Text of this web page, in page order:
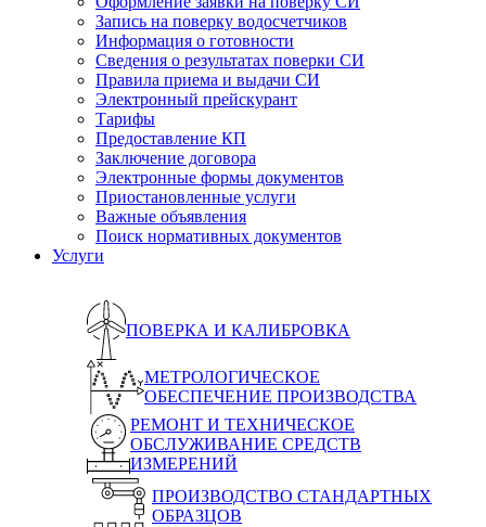
Запись на поверку водосчетчиков
Информация о готовности
Сведения о результатах поверки СИ
Правила приема и выдачи СИ
Электронный прейскурант
Тарифы
Предоставление КП
Заключение договора
Электронные формы документов
Приостановленные услуги
Важные объявления
Поиск нормативных документов
Услуги
ПОВЕРКА И КАЛИБРОВКА
МЕТРОЛОГИЧЕСКОЕ
ОБЕСПЕЧЕНИЕ ПРОИЗВОДСТВА
РЕМОНТ И ТЕХНИЧЕСКОЕ
ОБСЛУЖИВАНИЕ СРЕДСТВ
ИЗМЕРЕНИЙ
ПРОИЗВОДСТВО СТАНДАРТНЫХ
ОБРАЗЦОВ